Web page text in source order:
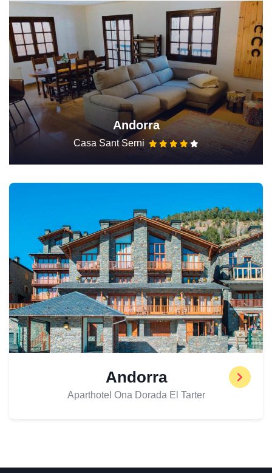
Andorra
Casa Sant Serni
Andorra
Aparthotel Ona Dorada El Tarter